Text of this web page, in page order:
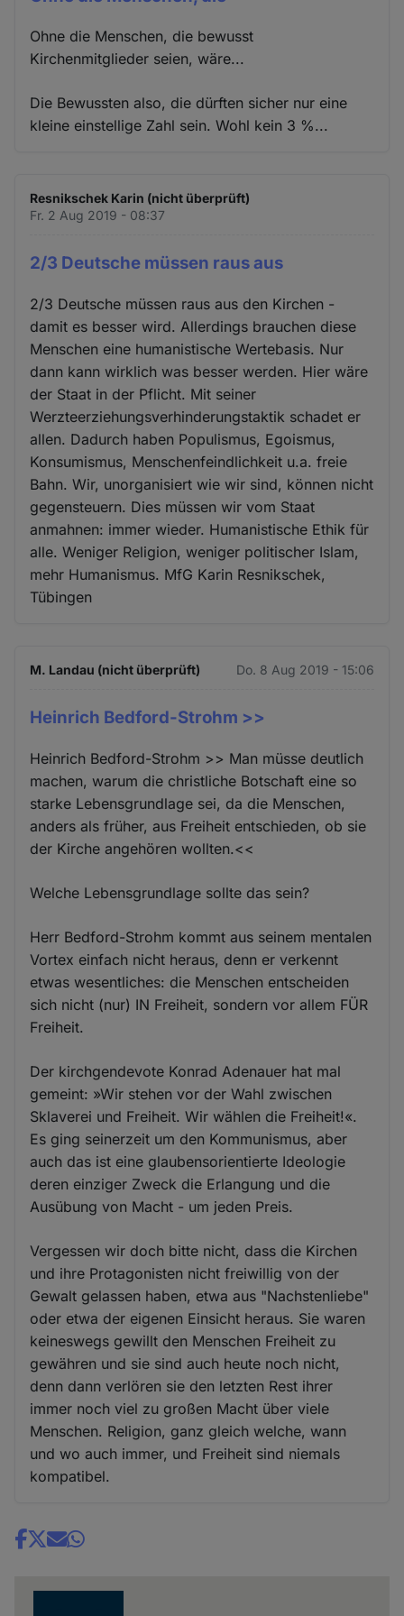
Ohne die Menschen, die bewusst
Kirchenmitglieder seien, wäre...
Die Bewussten also, die dürften sicher nur eine
kleine einstellige Zahl sein. Wohl kein 3 %...
Resnikschek Karin (nicht überprüft)
Fr. 2 Aug 2019 - 08:37
2/3 Deutsche müssen raus aus
2/3 Deutsche müssen raus aus den Kirchen -
damit es besser wird. Allerdings brauchen diese
Menschen eine humanistische Wertebasis. Nur
dann kann wirklich was besser werden. Hier wäre
der Staat in der Pflicht. Mit seiner
Werzteerziehungsverhinderungstaktik schadet er
allen. Dadurch haben Populismus, Egoismus,
Konsumismus, Menschenfeindlichkeit u.a. freie
Bahn. Wir, unorganisiert wie wir sind, können nicht
gegensteuern. Dies müssen wir vom Staat
anmahnen: immer wieder. Humanistische Ethik für
alle. Weniger Religion, weniger politischer Islam,
mehr Humanismus. MfG Karin Resnikschek,
Tübingen
M. Landau (nicht überprüft) Do. 8 Aug 2019 - 15:06
Heinrich Bedford-Strohm >>
Heinrich Bedford-Strohm >> Man müsse deutlich
machen, warum die christliche Botschaft eine so
starke Lebensgrundlage sei, da die Menschen,
anders als früher, aus Freiheit entschieden, ob sie
der Kirche angehören wollten.<<
Welche Lebensgrundlage sollte das sein?
Herr Bedford-Strohm kommt aus seinem mentalen
Vortex einfach nicht heraus, denn er verkennt
etwas wesentliches: die Menschen entscheiden
sich nicht (nur) IN Freiheit, sondern vor allem FÜR
Freiheit.
Der kirchgendevote Konrad Adenauer hat mal
gemeint: »Wir stehen vor der Wahl zwischen
Sklaverei und Freiheit. Wir wählen die Freiheit!«.
Es ging seinerzeit um den Kommunismus, aber
auch das ist eine glaubensorientierte Ideologie
deren einziger Zweck die Erlangung und die
Ausübung von Macht - um jeden Preis.
Vergessen wir doch bitte nicht, dass die Kirchen
und ihre Protagonisten nicht freiwillig von der
Gewalt gelassen haben, etwa aus "Nachstenliebe"
oder etwa der eigenen Einsicht heraus. Sie waren
keineswegs gewillt den Menschen Freiheit zu
gewähren und sie sind auch heute noch nicht,
denn dann verlören sie den letzten Rest ihrer
immer noch viel zu großen Macht über viele
Menschen. Religion, ganz gleich welche, wann
und wo auch immer, und Freiheit sind niemals
kompatibel.
Share